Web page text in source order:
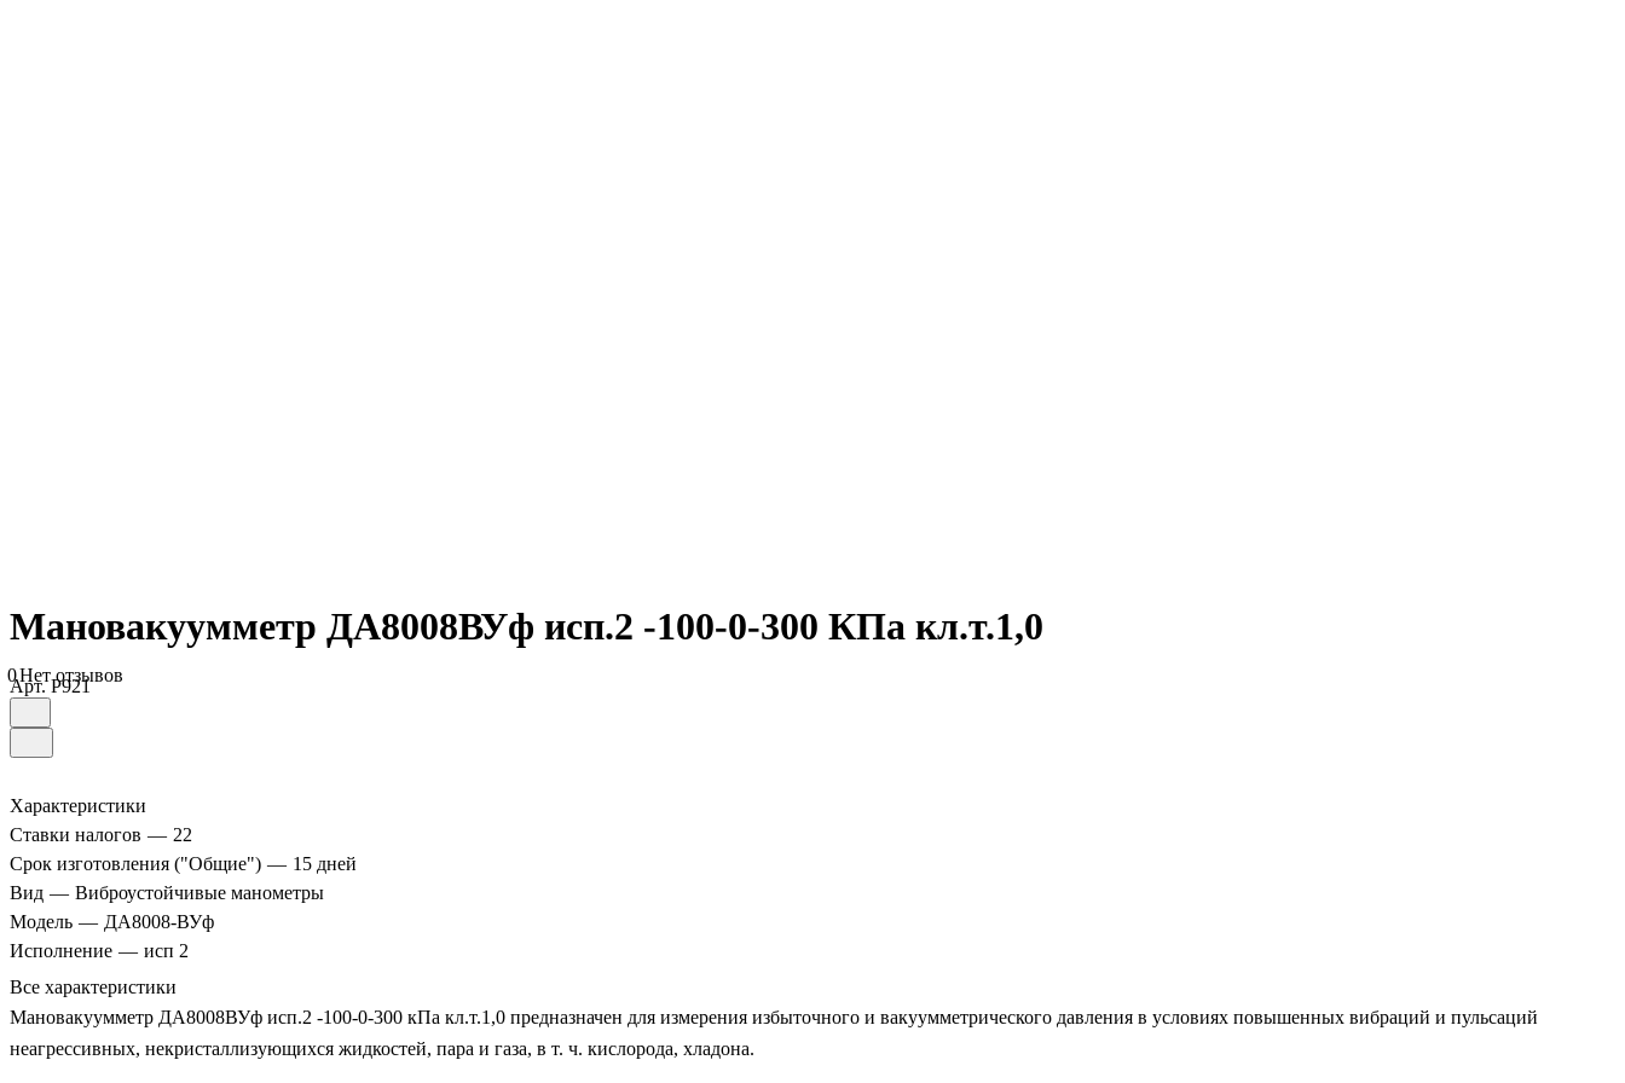
Мановакуумметр ДА8008ВУф исп.2 -100-0-300 КПа кл.т.1,0
0Нет отзывов
Арт.P921
Характеристики
Ставки налогов — 22
Срок изготовления ("Общие") — 15 дней
Вид — Виброустойчивые манометры
Модель — ДА8008-ВУф
Исполнение — исп 2
Все характеристики
Мановакуумметр ДА8008ВУф исп.2 -100-0-300 кПа кл.т.1,0 предназначен для измерения избыточного и вакуумметрического давления в условиях повышенных вибраций и пульсаций
неагрессивных, некристаллизующихся жидкостей, пара и газа, в т. ч. кислорода, хладона.